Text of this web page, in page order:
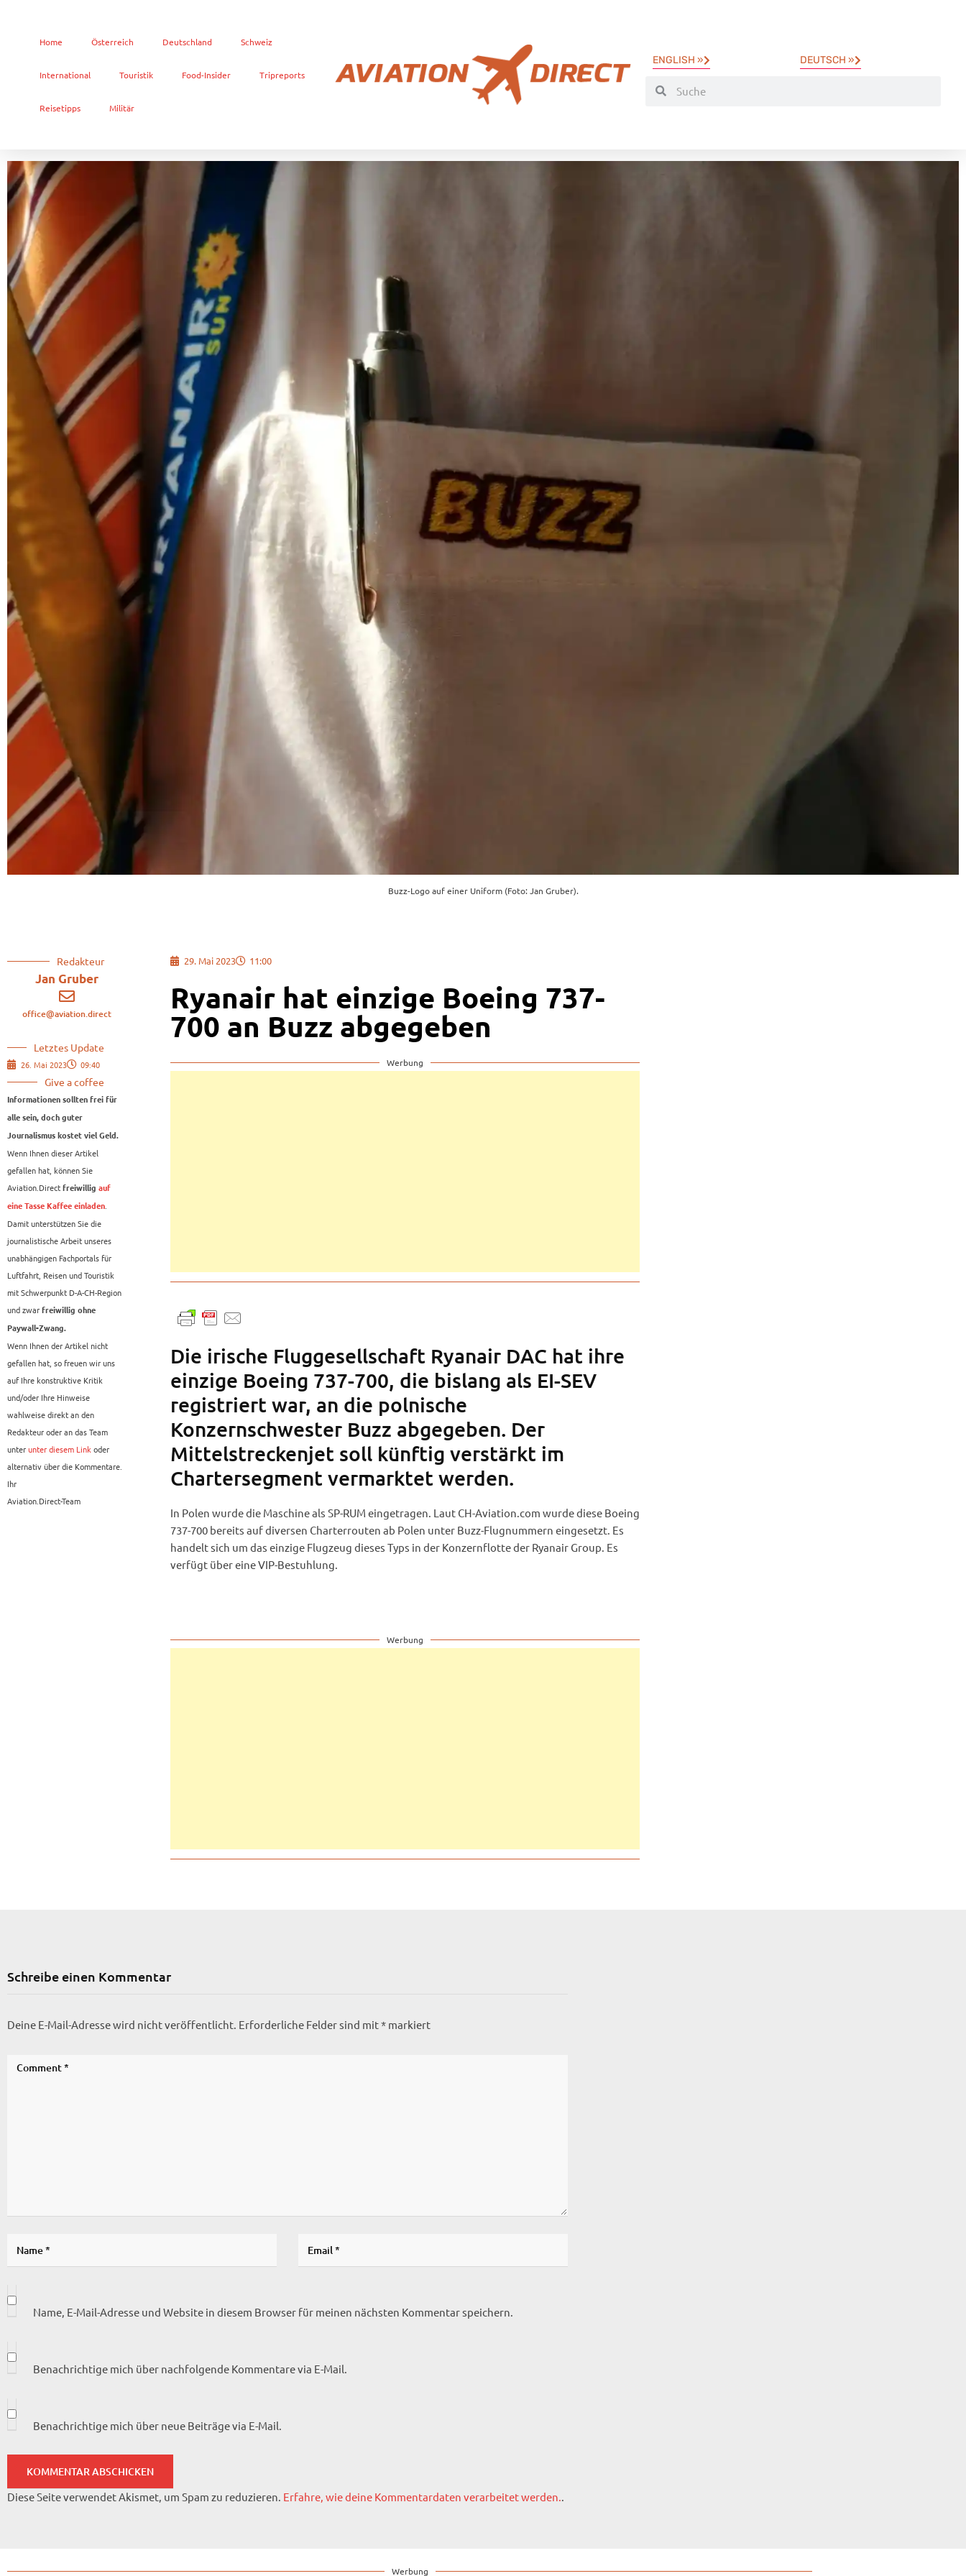
Home Österreich Deutschland Schweiz
International Touristik Food-Insider Tripreports
Reisetipps Militär
ENGLISH » DEUTSCH »
Buzz-Logo auf einer Uniform (Foto: Jan Gruber).
Redakteur
Jan Gruber
office@aviation.direct
Letztes Update
26. Mai 2023 09:40
Give a coffee
Informationen sollten frei für
alle sein, doch guter
Journalismus kostet viel Geld.
Wenn Ihnen dieser Artikel
gefallen hat, können Sie
Aviation.Direct freiwillig auf
eine Tasse Kaffee einladen.
Damit unterstützen Sie die
journalistische Arbeit unseres
unabhängigen Fachportals für
Luftfahrt, Reisen und Touristik
mit Schwerpunkt D-A-CH-Region
und zwar freiwillig ohne
Paywall-Zwang.
Wenn Ihnen der Artikel nicht
gefallen hat, so freuen wir uns
auf Ihre konstruktive Kritik
und/oder Ihre Hinweise
wahlweise direkt an den
Redakteur oder an das Team
unterunter diesem Linkoder
alternativ über die Kommentare.
Ihr
Aviation.Direct-Team
29. Mai 2023 11:00
Ryanair hat einzige Boeing 737-
700 an Buzz abgegeben
Werbung
Die irische Fluggesellschaft Ryanair DAC hat ihre
einzige Boeing 737-700, die bislang als EI-SEV
registriert war, an die polnische
Konzernschwester Buzz abgegeben. Der
Mittelstreckenjet soll künftig verstärkt im
Chartersegment vermarktet werden.
In Polen wurde die Maschine als SP-RUM eingetragen. Laut CH-Aviation.com wurde diese Boeing
737-700 bereits auf diversen Charterrouten ab Polen unter Buzz-Flugnummern eingesetzt. Es
handelt sich um das einzige Flugzeug dieses Typs in der Konzernflotte der Ryanair Group. Es
verfügt über eine VIP-Bestuhlung.
Werbung
Schreibe einen Kommentar
Deine E-Mail-Adresse wird nicht veröffentlicht. Erforderliche Felder sind mit* markiert
Name, E-Mail-Adresse und Website in diesem Browser für meinen nächsten Kommentar speichern.
Benachrichtige mich über nachfolgende Kommentare via E-Mail.
Benachrichtige mich über neue Beiträge via E-Mail.
Diese Seite verwendet Akismet, um Spam zu reduzieren. Erfahre, wie deine Kommentardaten verarbeitet werden..
Werbung